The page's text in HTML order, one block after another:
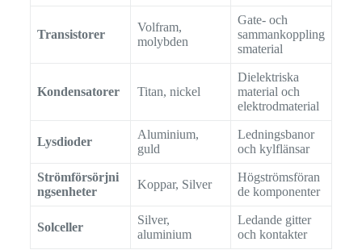
Transistorer
Volfram,
molybden
Gate- och
sammankoppling
smaterial
Kondensatorer Titan, nickel
Dielektriska
material och
elektrodmaterial
Lysdioder
Aluminium,
guld
Ledningsbanor
och kylflänsar
Strömförsörjni
ngsenheter
Koppar, Silver
Högströmsföran
de komponenter
Solceller
Silver,
aluminium
Ledande gitter
och kontakter